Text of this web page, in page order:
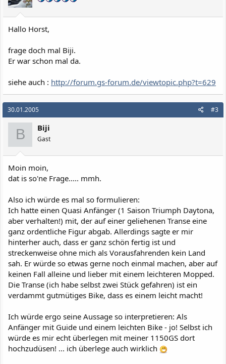
Hallo Horst,
frage doch mal Biji.
Er war schon mal da.
siehe auch : http://forum.gs-forum.de/viewtopic.php?t=629
30.01.2005 #3
B Biji
Gast
Moin moin,
dat is so'ne Frage..... mmh.
Also ich würde es mal so formulieren:
Ich hatte einen Quasi Anfänger (1 Saison Triumph Daytona,
aber verhalten!) mit, der auf einer geliehenen Transe eine
ganz ordentliche Figur abgab. Allerdings sagte er mir
hinterher auch, dass er ganz schön fertig ist und
streckenweise ohne mich als Vorausfahrenden kein Land
sah. Er würde so etwas gerne noch einmal machen, aber auf
keinen Fall alleine und lieber mit einem leichteren Mopped.
Die Transe (ich habe selbst zwei Stück gefahren) ist ein
verdammt gutmütiges Bike, dass es einem leicht macht!
Ich würde ergo seine Aussage so interpretieren: Als
Anfänger mit Guide und einem leichten Bike - jo! Selbst ich
würde es mir echt überlegen mit meiner 1150GS dort
hochzudüsen! ... ich überlege auch wirklich